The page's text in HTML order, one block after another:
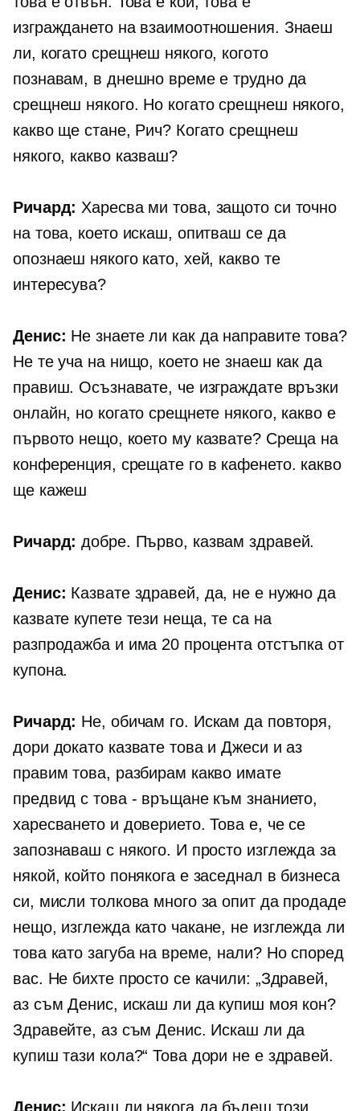
изграждането на взаимоотношения. Знаеш
ли, когато срещнеш някого, когото
познавам, в днешно време е трудно да
срещнеш някого. Но когато срещнеш някого,
какво ще стане, Рич? Когато срещнеш
някого, какво казваш?
Ричард: Харесва ми това, защото си точно
на това, което искаш, опитваш се да
опознаеш някого като, хей, какво те
интересува?
Денис: Не знаете ли как да направите това?
Не те уча на нищо, което не знаеш как да
правиш. Осъзнавате, че изграждате връзки
онлайн, но когато срещнете някого, какво е
първото нещо, което му казвате? Среща на
конференция, срещате го в кафенето. какво
ще кажеш
Ричард: добре. Първо, казвам здравей.
Денис: Казвате здравей, да, не е нужно да
казвате купете тези неща, те са на
разпродажба и има 20 процента отстъпка от
купона.
Ричард: Не, обичам го. Искам да повторя,
дори докато казвате това и Джеси и аз
правим това, разбирам какво имате
предвид с това - връщане към знанието,
харесването и доверието. Това е, че се
запознаваш с някого. И просто изглежда за
някой, който понякога е заседнал в бизнеса
си, мисли толкова много за опит да продаде
нещо, изглежда като чакане, не изглежда ли
това като загуба на време, нали? Но според
вас. Не бихте просто се качили: „Здравей,
аз съм Денис, искаш ли да купиш моя кон?
Здравейте, аз съм Денис. Искаш ли да
купиш тази кола?“ Това дори не е здравей.
Денис: Искаш ли някога да бъдеш този